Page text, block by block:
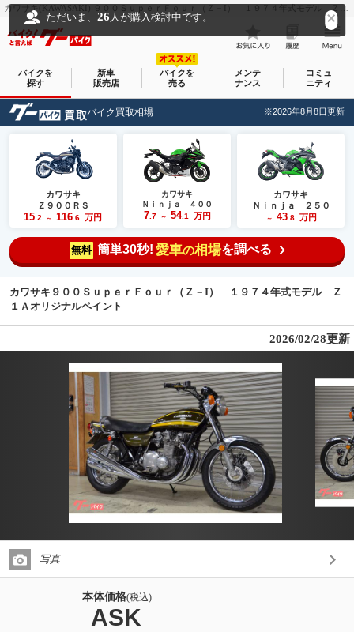
カワサキ(KAWASAKI) ９００ＳｕｐｅｒＦｏｕｒ（Ｚ－I） １９７４年式モデル Ｚ１Ａオリジナルペイント｜ＪＴｒａｄｅ｜新車・中古バイクなら【グーバイク(GooBike)】
ただいま、26 人が購入検討中です。
バイクを
探す
新車
販売店
バイクを
売る
メンテ
ナンス
コミュ
ニティ
バイク買取相場 ※2026年8月8日更新
カワサキ
Ｚ９００ＲＳ
15 .2 ～ 116 .6 万円
カワサキ
Ｎｉｎｊａ ４００
7.7 ～ 54.1 万円
カワサキ
Ｎｉｎｊａ ２５０
～ 43.8 万円
無料 簡単30秒! 愛車の相場を調べる
カワサキ９００ＳｕｐｅｒＦｏｕｒ（Ｚ－I） １９７４年式モデル Ｚ
１Ａオリジナルペイント
2026/02/28更新
写真
本体価格(税込)
ASK